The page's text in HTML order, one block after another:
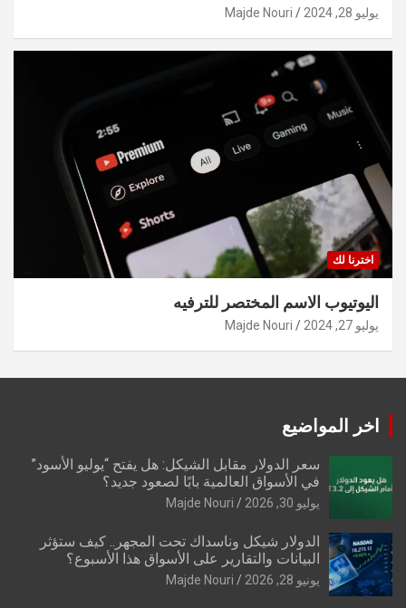
يوليو 28, 2024 Majde Nouri
اخترنا لك
اليوتيوب الاسم المختصر للترفيه
يوليو 27, 2024 Majde Nouri
اخر المواضيع
سعر الدولار مقابل الشيكل: هل يفتح “يوليو الأسود”
في الأسواق العالمية بابًا لصعود جديد؟
يوليو 30, 2026 Majde Nouri
الدولار شيكل وناسداك تحت المجهر.. كيف ستؤثر
البيانات والتقارير على الأسواق هذا الأسبوع؟
يونيو 28, 2026 Majde Nouri